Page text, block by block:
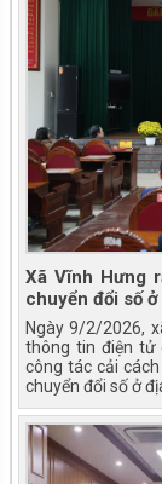
Xã Vĩnh Hưng
chuyển đổi số
Ngày 9/2/2026,
thông tin điện tử
công tác cải
chuyển đổi số ở